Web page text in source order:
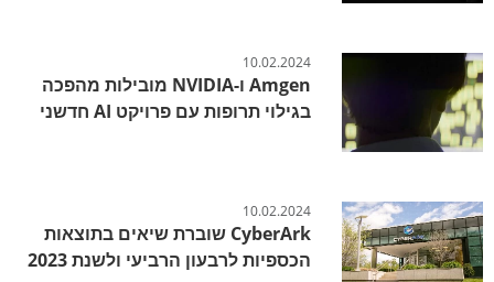
10.02.2024
Amgen ו-NVIDIA מובילות מהפכה
בגילוי תרופות עם פרויקט AI חדשני
10.02.2024
CyberArk שוברת שיאים בתוצאות
הכספיות לרבעון הרביעי ולשנת 2023